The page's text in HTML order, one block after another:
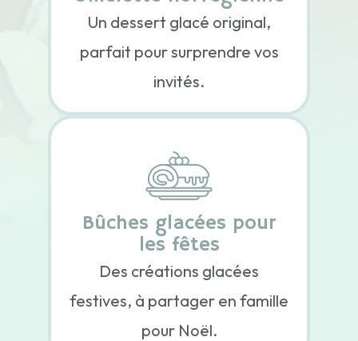
Un dessert glacé original,
parfait pour surprendre vos
invités.
Bûches glacées pour
les fêtes
Des créations glacées
festives, à partager en famille
pour Noël.